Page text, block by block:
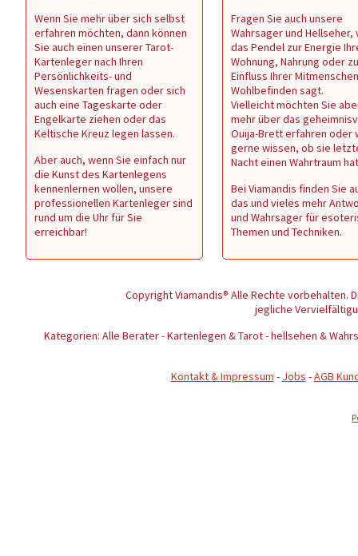
Wenn Sie mehr über sich selbst
erfahren möchten, dann können
Sie auch einen unserer Tarot-
Kartenleger nach Ihren
Persönlichkeits- und
Wesenskarten fragen oder sich
auch eine Tageskarte oder
Engelkarte ziehen oder das
Keltische Kreuz legen lassen.
Aber auch, wenn Sie einfach nur
die Kunst des Kartenlegens
kennenlernen wollen, unsere
professionellen Kartenleger sind
rund um die Uhr für Sie
erreichbar!
Fragen Sie auch unsere
Wahrsager und Hellseher,
das Pendel zur Energie
Wohnung, Nahrung oder
Einfluss Ihrer
Wohlbefinden sagt.
Vielleicht möchten Sie
mehr über das
Ouija-Brett erfahren oder
gerne wissen, ob sie
Nacht einen Wahrtraum
Bei Viamandis finden Sie
das und vieles mehr
und Wahrsager für
Themen und Techniken.
Copyright Viamandis® Alle Rechte vorbehalten.
jegliche
Kategorien: Alle Berater - Kartenlegen & Tarot - hellsehen &
Kontakt & Impressum - Jobs -AGB